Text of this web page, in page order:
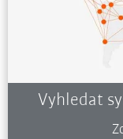
Vyhledat